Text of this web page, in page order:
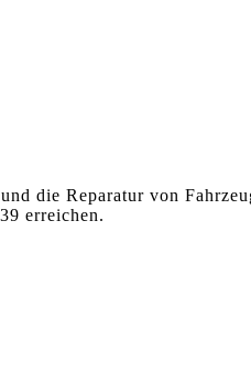
die Reparatur von
erreichen.